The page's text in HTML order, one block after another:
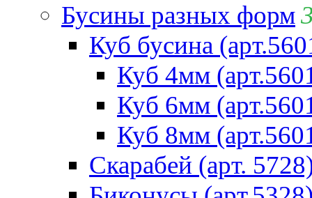
Бусины разных форм
Куб бусина
Куб 4мм
Куб 6мм
Куб 8мм
Скарабей (арт.